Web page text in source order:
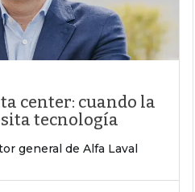
center: cuando la
tecnología
general de Alfa Laval